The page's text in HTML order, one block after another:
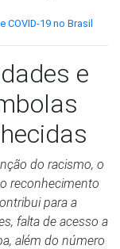
19 no Brasil
e
do racismo, o
reconhecimento
para a
falta de acesso a
além do número